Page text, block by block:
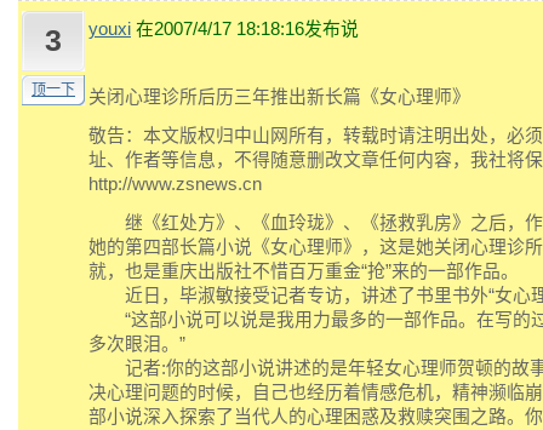
3
顶一下
youxi 在2007/4/17 18:18:16发布说
关闭心理诊所后历三年推出新长篇《女心理师》
敬告：本文版权归中山网所有，转载时请注明出处，必
址、作者等信息，不得随意删改文章任何内容，我社将
http://www.zsnews.cn
继《红处方》、《血玲珑》、《拯救乳房》之后，作
她的第四部长篇小说《女心理师》，这是她关闭心理诊
就，也是重庆出版社不惜百万重金“抢”来的一部作品。
近日，毕淑敏接受记者专访，讲述了书里书外“女心
“这部小说可以说是我用力最多的一部作品。在写的
多次眼泪。”
记者:你的这部小说讲述的是年轻女心理师贺顿的故
决心理问题的时候，自己也经历着情感危机，精神濒临
部小说深入探索了当代人的心理困惑及救赎突围之路。